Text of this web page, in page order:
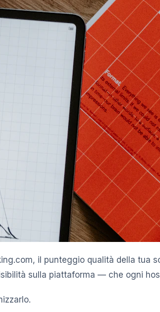
il punteggio qualità della tua
sulla piattaforma — che ogni